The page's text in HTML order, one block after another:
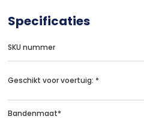
Specificaties
SKU nummer
Geschikt voor voertuig: *
Bandenmaat*